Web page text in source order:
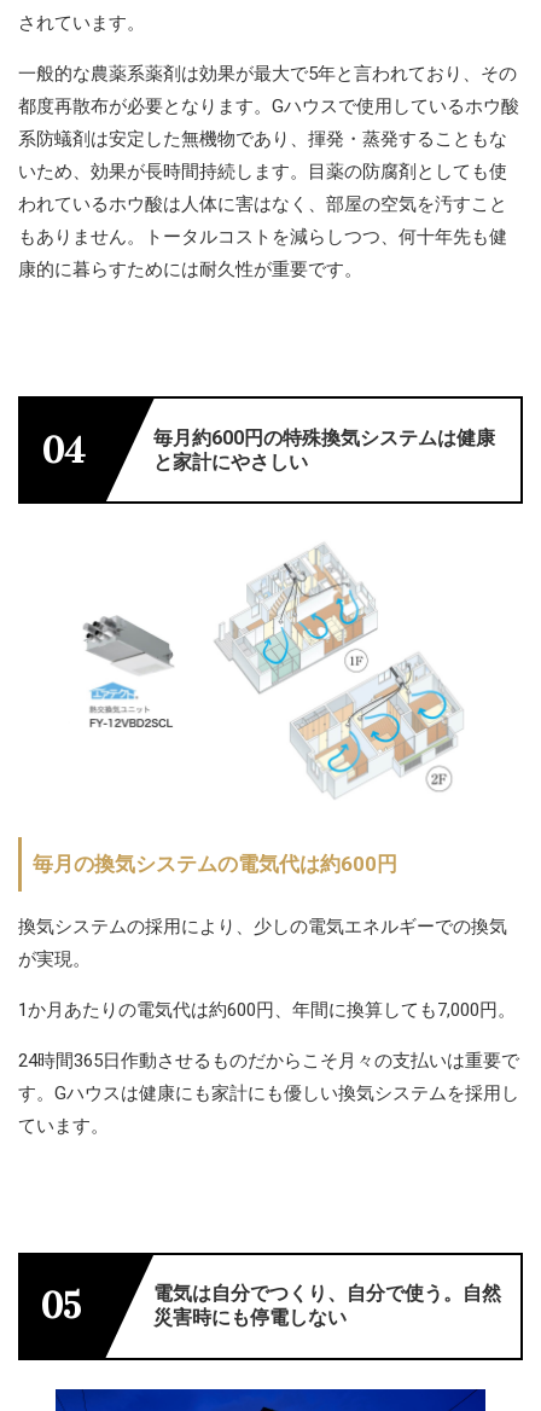
されています。
一般的な農薬系薬剤は効果が最大で5年と言われており、その
都度再散布が必要となります。Gハウスで使用しているホウ酸
系防蟻剤は安定した無機物であり、揮発・蒸発することもな
いため、効果が長時間持続します。目薬の防腐剤としても使
われているホウ酸は人体に害はなく、部屋の空気を汚すこと
もありません。トータルコストを減らしつつ、何十年先も健
康的に暮らすためには耐久性が重要です。
04
毎月約600円の特殊換気システムは健康
と家計にやさしい
毎月の換気システムの電気代は約600円
換気システムの採用により、少しの電気エネルギーでの換気
が実現。
1か月あたりの電気代は約600円、年間に換算しても7,000円。
24時間365日作動させるものだからこそ月々の支払いは重要で
す。Gハウスは健康にも家計にも優しい換気システムを採用し
ています。
05
電気は自分でつくり、自分で使う。自然
災害時にも停電しない